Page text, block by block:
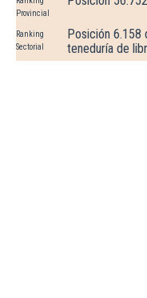
Provincial
Ranking
Sectorial
Posición 6.158
teneduría de